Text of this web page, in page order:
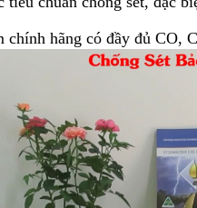
chính hãng có đầy đủ CO,